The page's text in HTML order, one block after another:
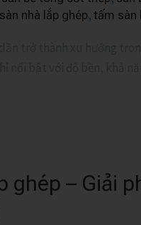
sàn nhà lắp ghép, tấm sàn
ghép – Giải